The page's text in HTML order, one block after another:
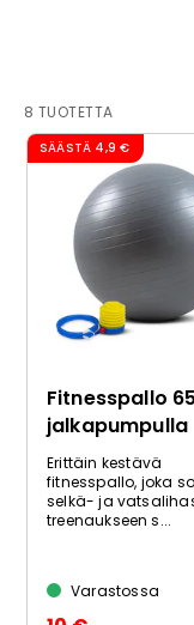
8 TUOTETTA
SÄÄSTÄ 4,9 €
Fitnesspallo
jalkapumpulla
Erittäin kestävä
fitnesspallo, joka
selkä- ja
treenaukseen s...
Varastossa